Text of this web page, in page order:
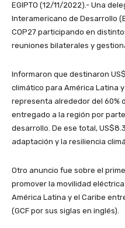
EGIPTO (12/11/2022).- Una
Interamericano de Desarrollo
COP27 participando en
reuniones bilaterales y
Informaron que destinaron
climático para América Latina
representa alrededor del 60%
entregado a la región por
desarrollo. De ese total,
adaptación y la resiliencia
Otro anuncio fue sobre el
promover la movilidad
América Latina y el Caribe
(GCF por sus siglas en inglés).